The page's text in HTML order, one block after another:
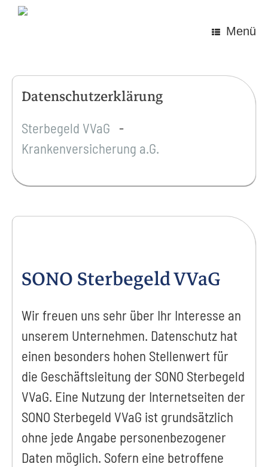
Menü
Datenschutzerklärung
Sterbegeld VVaG -
Krankenversicherung a.G.
SONO Sterbegeld VVaG
Wir freuen uns sehr über Ihr Interesse an
unserem Unternehmen. Datenschutz hat
einen besonders hohen Stellenwert für
die Geschäftsleitung der SONO Sterbegeld
VVaG. Eine Nutzung der Internetseiten der
SONO Sterbegeld VVaG ist grundsätzlich
ohne jede Angabe personenbezogener
Daten möglich. Sofern eine betroffene